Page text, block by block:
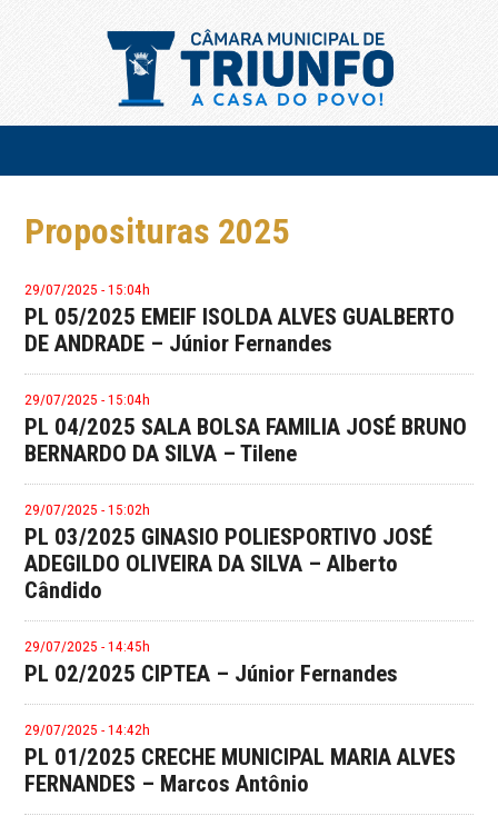
Proposituras 2025
29/07/2025 - 15:04h
PL 05/2025 EMEIF ISOLDA ALVES GUALBERTO
DE ANDRADE – Júnior Fernandes
29/07/2025 - 15:04h
PL 04/2025 SALA BOLSA FAMILIA JOSÉ BRUNO
BERNARDO DA SILVA – Tilene
29/07/2025 - 15:02h
PL 03/2025 GINASIO POLIESPORTIVO JOSÉ
ADEGILDO OLIVEIRA DA SILVA – Alberto
Cândido
29/07/2025 - 14:45h
PL 02/2025 CIPTEA – Júnior Fernandes
29/07/2025 - 14:42h
PL 01/2025 CRECHE MUNICIPAL MARIA ALVES
FERNANDES – Marcos Antônio